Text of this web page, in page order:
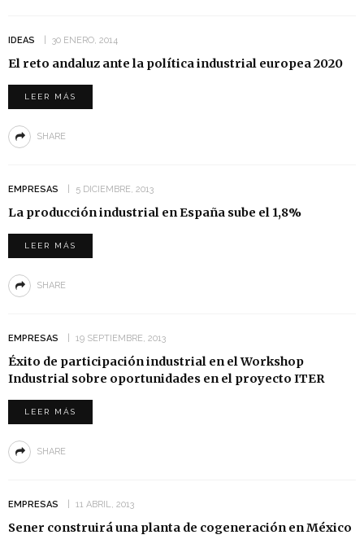
IDEAS 30 ENERO, 2014
El reto andaluz ante la política industrial europea 2020
LEER MÁS
SHARE
EMPRESAS 5 DICIEMBRE, 2013
La producción industrial en España sube el 1,8%
LEER MÁS
SHARE
EMPRESAS 19 SEPTIEMBRE, 2013
Éxito de participación industrial en el Workshop
Industrial sobre oportunidades en el proyecto ITER
LEER MÁS
SHARE
EMPRESAS 11 ABRIL, 2013
Sener construirá una planta de cogeneración en México